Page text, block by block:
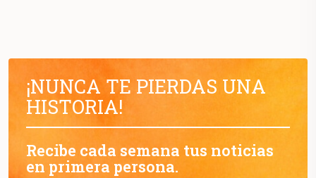
¡NUNCA TE PIERDAS UNA
HISTORIA!
Recibe cada semana tus noticias
en primera persona.